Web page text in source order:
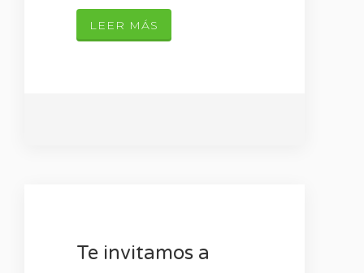
LEER MÁS
Te invitamos a